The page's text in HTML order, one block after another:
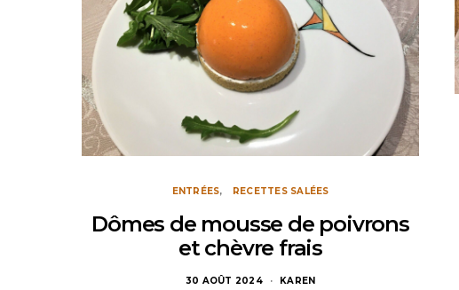
ENTRÉES RECETTES SALÉES
Dômes de mousse de poivrons
et chèvre frais
30 AOÛT 2024 KAREN